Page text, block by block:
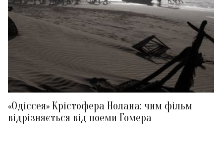
«Одіссея» Крістофера Нолана: чим фільм
відрізняється від поеми Гомера